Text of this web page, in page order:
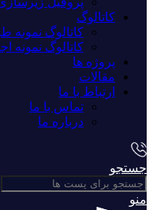
کاتالوگ
کاتالوگ نمونه
کاتالوگ نمونه
پروژه ها
مقالات
ارتباط با ما
تماس با ما
درباره ما
جستجو
منو